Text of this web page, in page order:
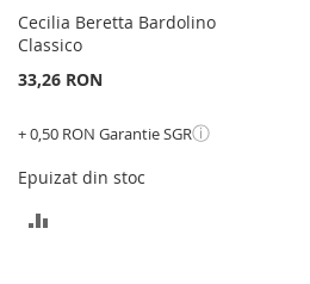
Cecilia Beretta Bardolino
Classico
33,26 RON
+ 0,50 RON Garantie SGRⓘ
Epuizat din stoc